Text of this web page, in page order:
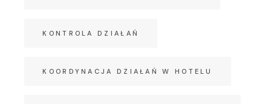
KONTROLA DZIAŁAŃ
KOORDYNACJA DZIAŁAŃ W HOTELU